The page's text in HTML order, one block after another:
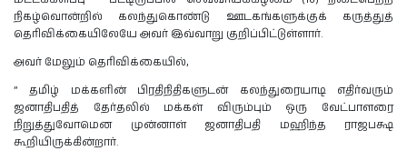
நிகழ்வொன்றில் கலந்துகொண்டு ஊடகங்களுக்குக் கருத்துத்
தெரிவிக்கையிலேயே அவர் இவ்வாறு குறிப்பிட்டுள்ளார்.
அவர் மேலும் தெரிவிக்கையில்,
” தமிழ் மக்களின் பிரதிநிதிகளுடன் கலந்துரையாடி எதிர்வரும்
ஜனாதிபதித் தேர்தலில் மக்கள் விரும்பும் ஒரு வேட்பாளரை
நிறுத்துவோமென முன்னாள் ஜனாதிபதி மஹிந்த ராஜபக்ஷ
கூறியிருக்கின்றார்.